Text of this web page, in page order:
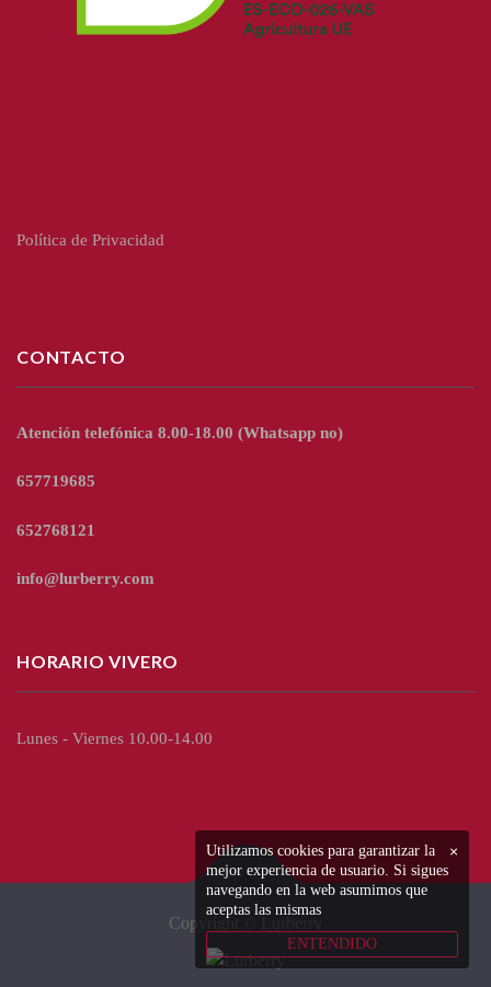
Política de Privacidad
CONTACTO
Atención telefónica 8.00-18.00 (Whatsapp no)
657719685
652768121
info@lurberry.com
HORARIO VIVERO
Lunes - Viernes 10.00-14.00
Copyright © Lurberry
×
Utilizamos cookies para garantizar la
mejor experiencia de usuario. Si sigues
navegando en la web asumimos que
aceptas las mismas
ENTENDIDO